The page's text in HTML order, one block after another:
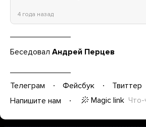
4 года назад
Беседовал Андрей Перцев
Телеграм Фейсбук Твиттер
Напишите нам
Magic link Что-